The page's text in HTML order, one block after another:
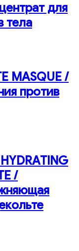
для
тела
MASQUE /
против
/